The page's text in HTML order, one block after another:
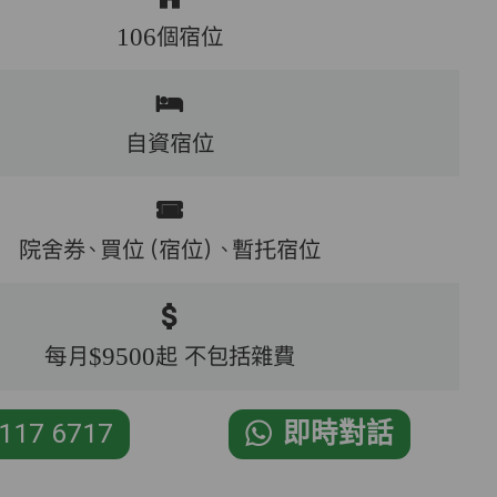
106個宿位
自資宿位
院舍券、買位（宿位）、暫托宿位
每月$9500起 不包括雜費
6717 即時對話